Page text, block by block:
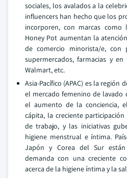
sociales, los avalados a la
influencers han hecho que los
incorporen, con marcas como
Honey Pot aumentan la
de comercio minorista/e, con
supermercados, farmacias y
Walmart, etc.
Asia-Pacífico (APAC) es la región
el mercado femenino de
el aumento de la conciencia,
cápita, la creciente
de trabajo, y las iniciativas
higiene menstrual e íntima.
Japón y Corea del Sur
demanda con una creciente
acerca de la higiene íntima y la